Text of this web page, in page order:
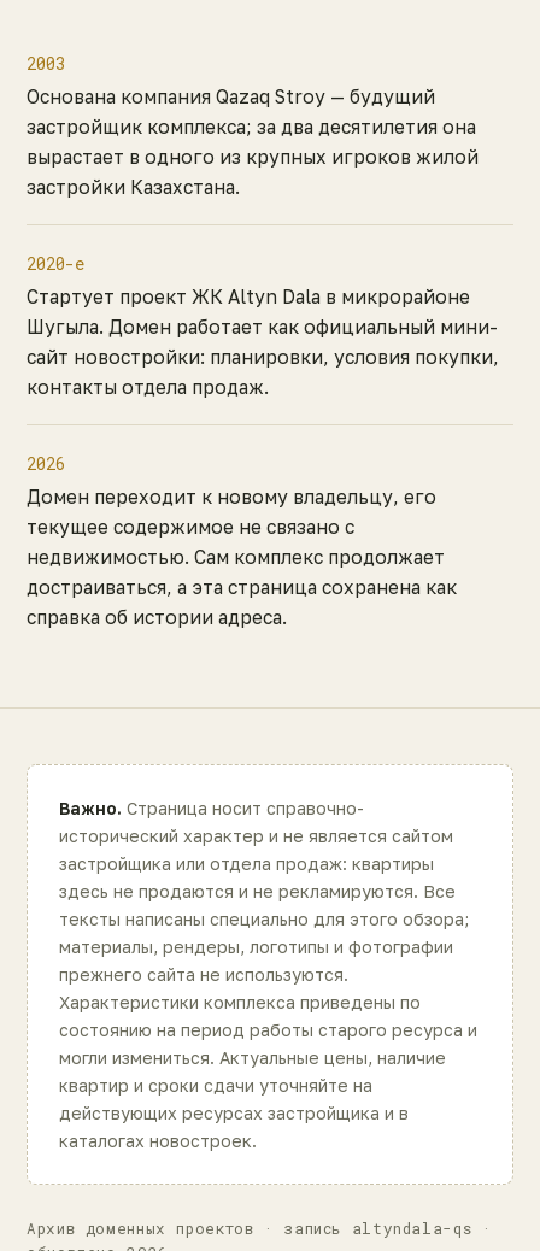
2003
Основана компания Qazaq Stroy — будущий
застройщик комплекса; за два десятилетия она
вырастает в одного из крупных игроков жилой
застройки Казахстана.
2020-е
Стартует проект ЖК Altyn Dala в микрорайоне
Шугыла. Домен работает как официальный мини-
сайт новостройки: планировки, условия покупки,
контакты отдела продаж.
2026
Домен переходит к новому владельцу, его
текущее содержимое не связано с
недвижимостью. Сам комплекс продолжает
достраиваться, а эта страница сохранена как
справка об истории адреса.
Важно. Страница носит справочно-
исторический характер и не является сайтом
застройщика или отдела продаж: квартиры
здесь не продаются и не рекламируются. Все
тексты написаны специально для этого обзора;
материалы, рендеры, логотипы и фотографии
прежнего сайта не используются.
Характеристики комплекса приведены по
состоянию на период работы старого ресурса и
могли измениться. Актуальные цены, наличие
квартир и сроки сдачи уточняйте на
действующих ресурсах застройщика и в
каталогах новостроек.
Архив доменных проектов · запись altyndala-qs ·